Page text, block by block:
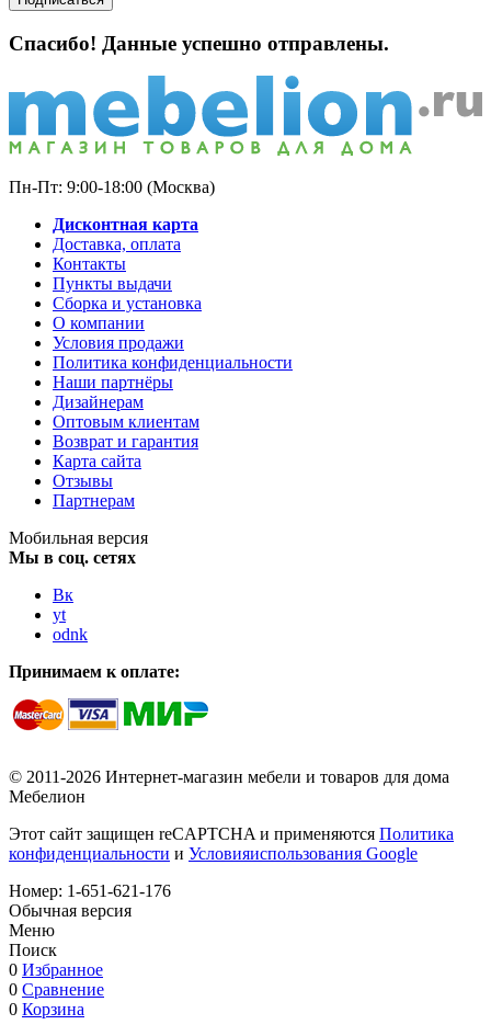
Спасибо! Данные успешно отправлены.
Пн-Пт: 9:00-18:00 (Москва)
Дисконтная карта
Доставка, оплата
Контакты
Пункты выдачи
Сборка и установка
О компании
Условия продажи
Политика конфиденциальности
Наши партнёры
Дизайнерам
Оптовым клиентам
Возврат и гарантия
Карта сайта
Отзывы
Партнерам
Мобильная версия
Мы в соц. сетях
Вк
yt
odnk
Принимаем к оплате:
© 2011-2026 Интернет-магазин мебели и товаров для дома
Мебелион
Этот сайт защищен reCAPTCHA и применяются Политика
конфиденциальности и Условияиспользования Google
Номер: 1-651-621-176
Обычная версия
Меню
Поиск
0 Избранное
0 Сравнение
0 Корзина